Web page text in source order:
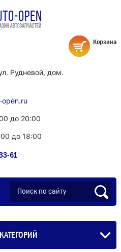
Рудневой, дом.
до 20:00
до 18:00
61
Корзина